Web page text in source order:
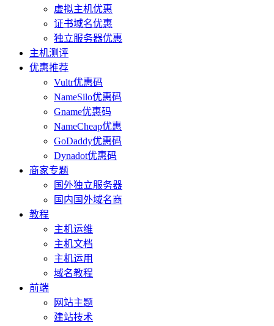
虚拟主机优惠
证书域名优惠
独立服务器优惠
主机测评
优惠推荐
Vultr优惠码
NameSilo优惠码
Gname优惠码
NameCheap优惠
GoDaddy优惠码
Dynadot优惠码
商家专题
国外独立服务器
国内国外域名商
教程
主机运维
主机文档
主机运用
域名教程
前端
网站主题
建站技术